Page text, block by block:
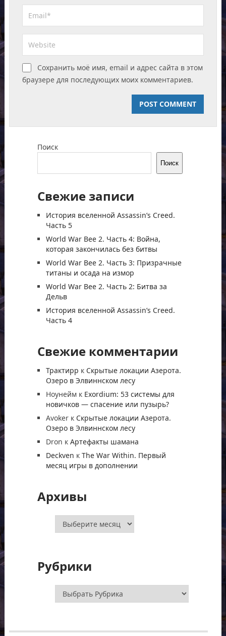
Сохранить моё имя, email и адрес сайта в этом
браузере для последующих моих комментариев.
Поиск
Поиск
Свежие записи
История вселенной Assassin’s Creed.
Часть 5
World War Bee 2. Часть 4: Война,
которая закончилась без битвы
World War Bee 2. Часть 3: Призрачные
титаны и осада на измор
World War Bee 2. Часть 2: Битва за
Дельв
История вселенной Assassin’s Creed.
Часть 4
Свежие комментарии
Трактирр к Скрытые локации Азерота.
Озеро в Элвиннском лесу
Ноунеймк Exordium: 53 системы для
новичков — спасение или пузырь?
Avokerк Скрытые локации Азерота.
Озеро в Элвиннском лесу
Dron к Артефакты шамана
Deckven к The War Within. Первый
месяц игры в дополнении
Архивы
Архивы
Рубрики
Рубрики